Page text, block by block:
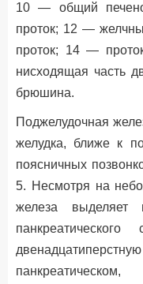
10 — общий
проток; 12 —
проток; 14 —
нисходящая часть
брюшина.
Поджелудочная
желудка, ближе к
поясничных
5. Несмотря на
железа